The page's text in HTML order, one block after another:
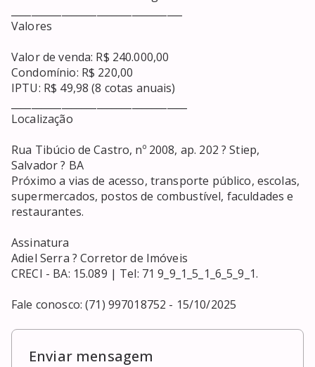
Valores
Valor de venda: R$ 240.000,00
Condomínio: R$ 220,00
IPTU: R$ 49,98 (8 cotas anuais)
Localização
Rua Tibúcio de Castro, nº 2008, ap. 202 ? Stiep,
Salvador ? BA
Próximo a vias de acesso, transporte público, escolas,
supermercados, postos de combustível, faculdades e
restaurantes.
Assinatura
Adiel Serra ? Corretor de Imóveis
CRECI - BA: 15.089 | Tel: 71 9_9_1_5_1_6_5_9_1.
Fale conosco: (71) 997018752 - 15/10/2025
Enviar mensagem